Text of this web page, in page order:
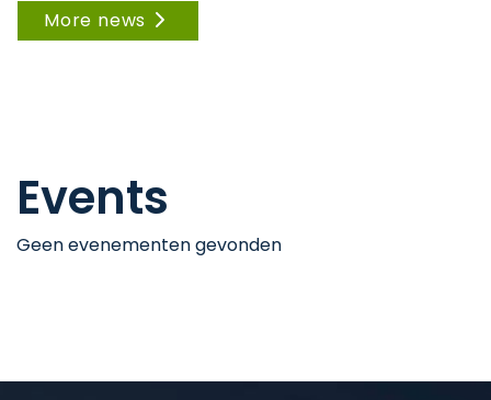
More news
Events
Geen evenementen gevonden